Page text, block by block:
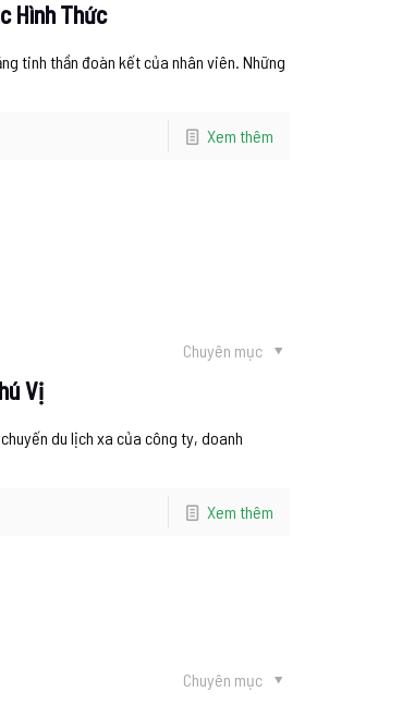
Hình Thức
tinh thần đoàn kết của nhân viên. Những
Xem thêm
Chuyên mục
Vị
du lịch xa của công ty, doanh
Xem thêm
Chuyên mục